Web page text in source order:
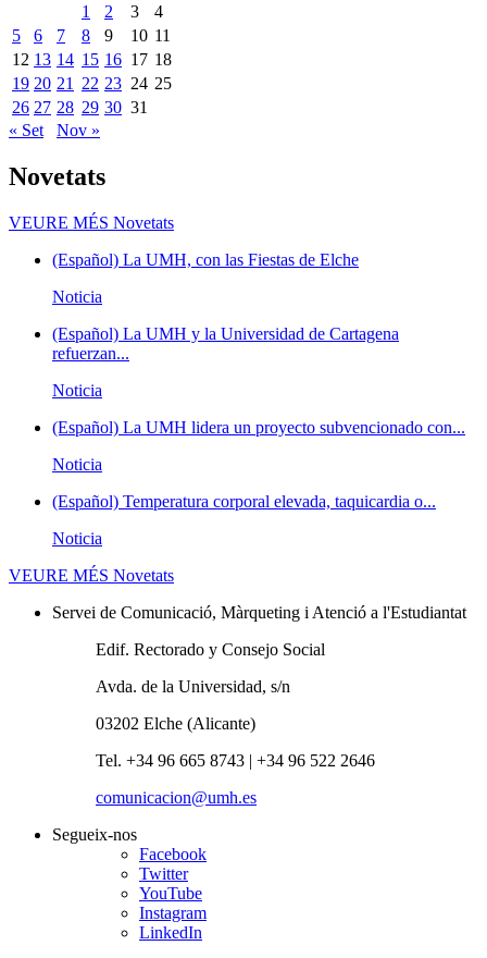
1
2 3
4
5
6 7 8 9 10 11
12 13 14 15 16 17 18
19 20 21 22 23 24 25
26 27 28 29 30 31
« Set
Nov »
Novetats
VEURE MÉS Novetats
(Español) La UMH, con las Fiestas de Elche
Noticia
(Español) La UMH y la Universidad de Cartagena
refuerzan...
Noticia
(Español) La UMH lidera un proyecto subvencionado con...
Noticia
(Español) Temperatura corporal elevada, taquicardia o...
Noticia
VEURE MÉS Novetats
Servei de Comunicació, Màrqueting i Atenció a l'Estudiantat
Edif. Rectorado y Consejo Social
Avda. de la Universidad, s/n
03202 Elche (Alicante)
Tel. +34 96 665 8743 | +34 96 522 2646
comunicacion@umh.es
Segueix-nos
Facebook
Twitter
YouTube
Instagram
LinkedIn